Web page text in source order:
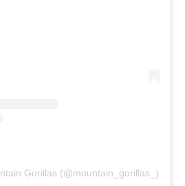
Gorillas (@mountain_gorillas_)